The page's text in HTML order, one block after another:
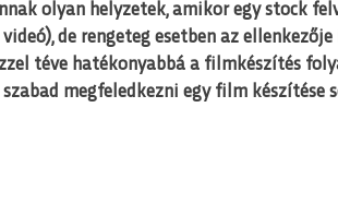
olyan helyzetek, amikor egy stock
de rengeteg esetben az
téve hatékonyabbá a filmkészítés
megfeledkezni egy film készítése